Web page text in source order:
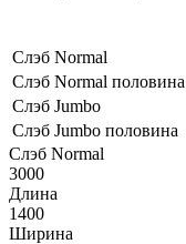
Слэб Normal
Слэб Normal половина
Слэб Jumbo
Слэб Jumbo половина
Слэб Normal
3000
Длина
1400
Ширина